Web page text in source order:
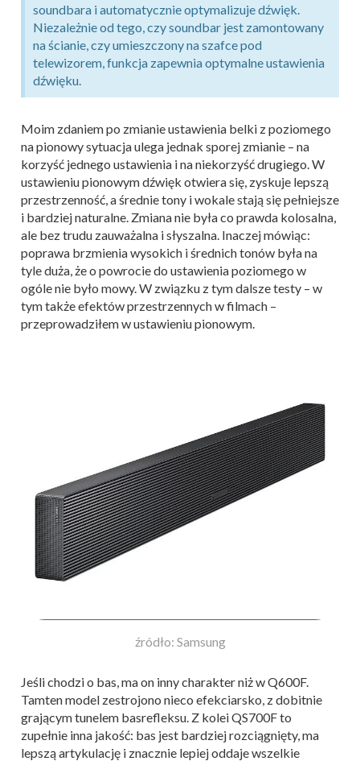
soundbara i automatycznie optymalizuje dźwięk.
Niezależnie od tego, czy soundbar jest zamontowany
na ścianie, czy umieszczony na szafce pod
telewizorem, funkcja zapewnia optymalne ustawienia
dźwięku.
Moim zdaniem po zmianie ustawienia belki z poziomego
na pionowy sytuacja ulega jednak sporej zmianie – na
korzyść jednego ustawienia i na niekorzyść drugiego. W
ustawieniu pionowym dźwięk otwiera się, zyskuje lepszą
przestrzenność, a średnie tony i wokale stają się pełniejsze
i bardziej naturalne. Zmiana nie była co prawda kolosalna,
ale bez trudu zauważalna i słyszalna. Inaczej mówiąc:
poprawa brzmienia wysokich i średnich tonów była na
tyle duża, że o powrocie do ustawienia poziomego w
ogóle nie było mowy. W związku z tym dalsze testy – w
tym także efektów przestrzennych w filmach –
przeprowadziłem w ustawieniu pionowym.
źródło: Samsung
Jeśli chodzi o bas, ma on inny charakter niż w Q600F.
Tamten model zestrojono nieco efekciarsko, z dobitnie
grającym tunelem basrefleksu. Z kolei QS700F to
zupełnie inna jakość: bas jest bardziej rozciągnięty, ma
lepszą artykulację i znacznie lepiej oddaje wszelkie